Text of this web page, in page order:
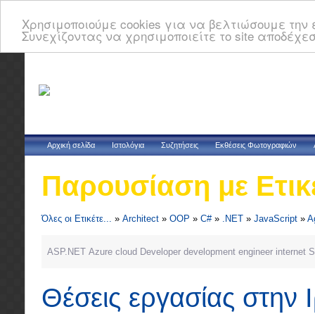
Χρησιμοποιούμε cookies για να βελτιώσουμε
Συνεχίζοντας να χρησιμοποιείτε το site
Αρχική σελίδα Ιστολόγια Συζητήσεις Εκθέσεις Φωτογραφιών
Παρουσίαση με
Όλες οι Ετικέτε... » Architect » OOP » C#» .NET » JavaScript »
ASP.NET Azure cloud Developer development engineer internet
Θέσεις εργασίας στην